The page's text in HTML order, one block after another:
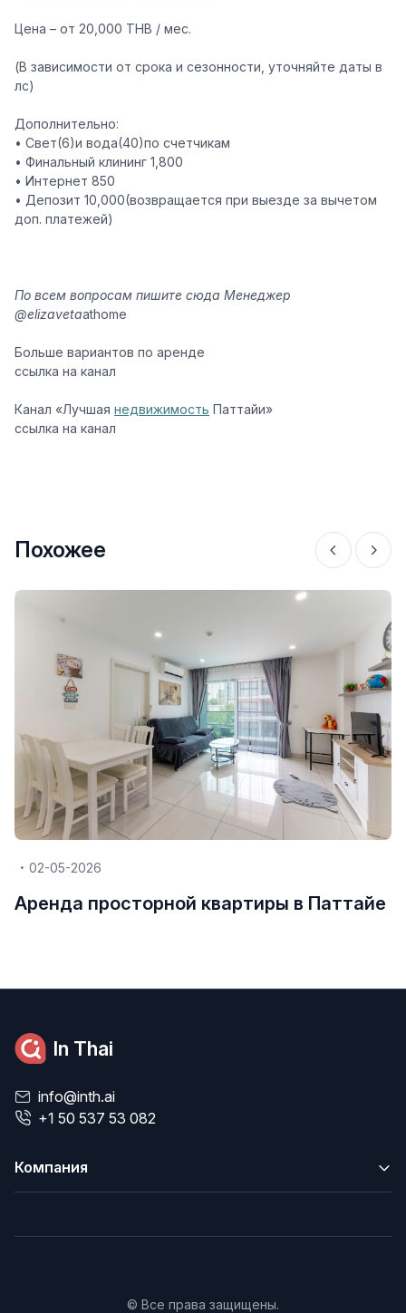
Цена – от 20,000 THB / мес.
(В зависимости от срока и сезонности, уточняйте даты в
лс)
Дополнительно:
• Свет(6)и вода(40)по счетчикам
• Финальный клининг 1,800
• Интернет 850
• Депозит 10,000(возвращается при выезде за вычетом
доп. платежей)
По всем вопросам пишите сюда Менеджер
@elizavetaathome
Больше вариантов по аренде
ссылка на канал
Канал «Лучшая недвижимость Паттайи»
ссылка на канал
Похожее
02-05-2026
Аренда просторной квартиры в Паттайе
In Thai
info@inth.ai
+1 50 537 53 082
Компания
© Все права защищены.